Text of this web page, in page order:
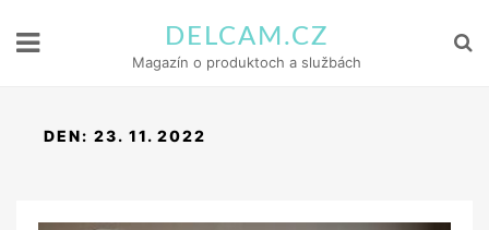
DELCAM.CZ
Magazín o produktoch a službách
DEN: 23. 11. 2022